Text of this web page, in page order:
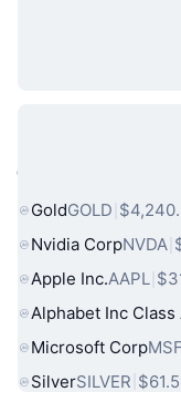
लोकप्रिय
GoldGOLD
Nvidia CorpNVDA
Apple Inc.AAPL
Alphabet Inc Class
Microsoft Corp
SilverSILVER